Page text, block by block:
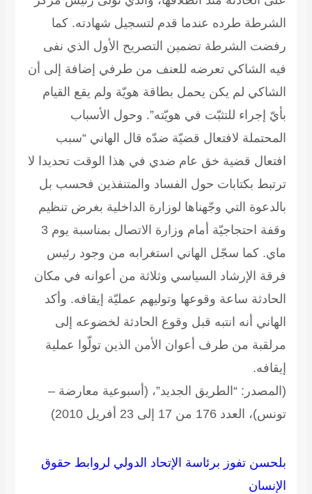
الشرطة طرده عندما قدم لتسجيل شهادته. كما
رفضت الشرطة تضمين التصريح الأول الذي نفى
فيه الشاكي تعرضه للعنف من طرفي إضافة إلى أن
الشاكي لم يكن يحمل بطاقة هويّة ولم يقع القيام
بأيّ إجراء للتثبّت في هويّته”. وحول الأسباب
المحتملة لافتعال قضيّة ضدّه قال الهاني “سبب
افتعال قضية خق عام ضدي في هذا الوقت تحديدا لا
ترتبط بكتابات حول الفساد والمتنفذين فحسب بل
بالدعوة التي وجّهناها لوزارة الداخلية بغرض تنظيم
وقفة احتجاجيّة أمام وزارة الاتصال بمناسبة يوم 3
ماي. كما سجّل الهاني استغرابه من وجود رئيس
فرقة الإرشاد السياسي وثلاثة من أعوانه في مكان
الحادثة ساعة وقوعها وتوليهم عمليّة إيقافه. وأكد
الهاني أنه انتبه قبل وقوع الحادثة لخضوعه إلى
مرلقبة من طرف أعوان الأمن الذين تولّوا عملية
إيقافه.
(المصدر: “الطريق الجديد”، (أسبوعية معارضة –
تونس)، العدد 176 من 17 إلى 23 أفريل 2010)
بلحسن تفوز برئاسة الإتحاد الدولي لروابط حقوق
الإنسان